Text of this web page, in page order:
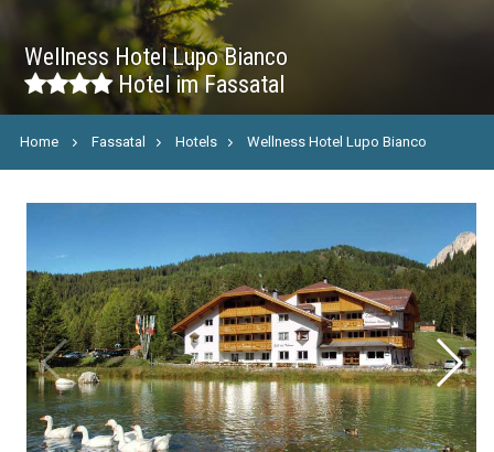
Wellness Hotel Lupo Bianco
Hotel im Fassatal
Home Fassatal Hotels Wellness Hotel Lupo Bianco